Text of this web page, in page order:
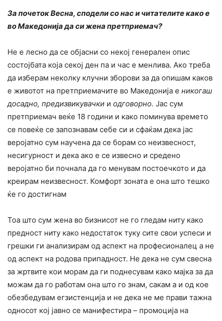
За почеток Весна, сподели со нас и читателите како е
во Македонија да си жена претприемач?
Не е лесно да се објасни со некој генерален опис
состојбата која секој ден па и час е менлива. Ако треба
да изберам неколку клучни зборови за да опишам каков
е животот на претприемачите во Македонија е никогаш
досадно, предизвикувачки и одговорно. Јас сум
претприемач веќе 18 години и како поминува времето
се повеќе се запознавам себе си и сфаќам дека јас
веројатно сум научена да се борам со неизвесност,
несигурност и дека ако е се извесно и средено
веројатно би почнала да го менувам постоечкото и да
креирам неизвесност. Комфорт зоната е она што тешко
ќе го достигнам
Тоа што сум жена во бизнисот не го гледам ниту како
предност ниту како недостаток туку сите свои успеси и
грешки ги анализирам од аспект на професионалец а не
од аспект на родова припадност. Не дека не сум свесна
за жртвите кои морам да ги поднесувам како мајка за да
можам да го работам она што го знам, сакам а и од кое
обезбедувам егзистенција и не дека не ме прави тажна
односот кој јавно се манифестира – промоција на